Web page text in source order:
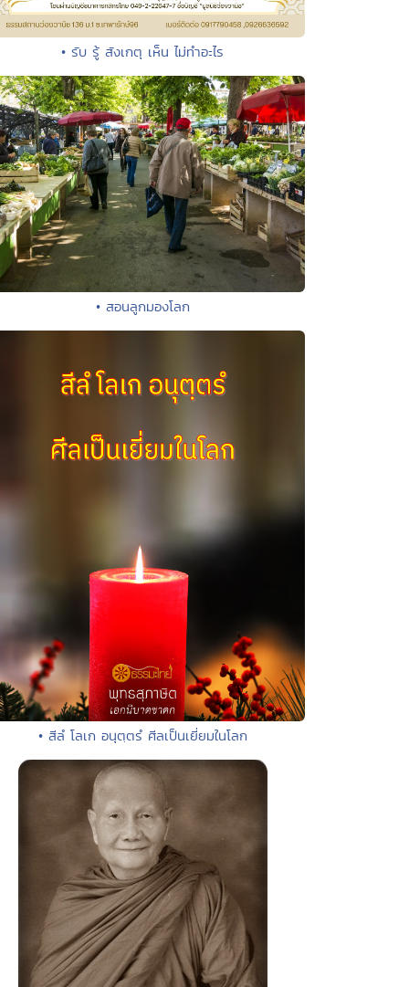
• รับ รู้ สังเกตุ เห็น ไม่ทำอะไร
• สอนลูกมองโลก
• สีลํ โลเก อนุตฺตรํ ศีลเป็นเยี่ยมในโลก